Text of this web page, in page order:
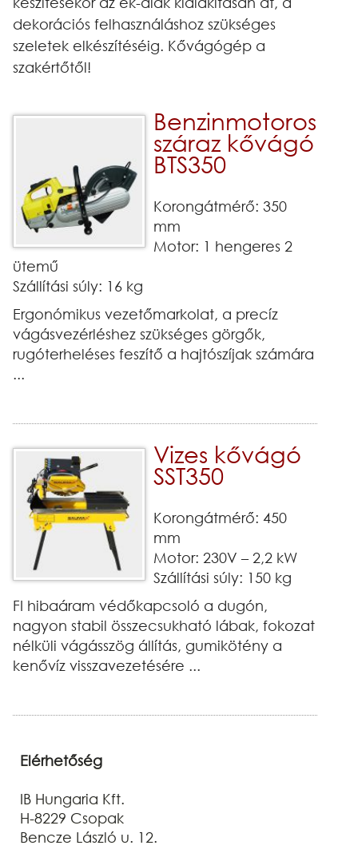
dekorációs felhasználáshoz szükséges
szeletek elkészítéséig. Kővágógép a
szakértőtől!
Benzinmotoros
száraz kővágó
BTS350
Korongátmérő: 350
mm
Motor: 1 hengeres 2
ütemű
Szállítási súly: 16 kg
Ergonómikus vezetőmarkolat, a precíz
vágásvezérléshez szükséges görgők,
rugóterheléses feszítő a hajtószíjak számára
...
Vizes kővágó
SST350
Korongátmérő: 450
mm
Motor: 230V – 2,2 kW
Szállítási súly: 150 kg
FI hibaáram védőkapcsoló a dugón,
nagyon stabil összecsukható lábak, fokozat
nélküli vágásszög állítás, gumikötény a
kenővíz visszavezetésére ...
Elérhetőség
IB Hungaria Kft.
H-8229 Csopak
Bencze László u. 12.